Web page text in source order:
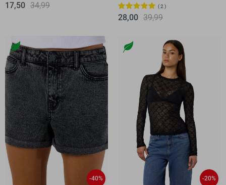
17,50 34,99 2
28,00 39,99
-40% -20%